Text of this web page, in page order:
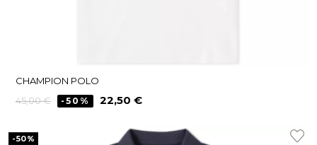
CHAMPION POLO
Precio
45,00 € -50% Precio
22,50 €
-50%